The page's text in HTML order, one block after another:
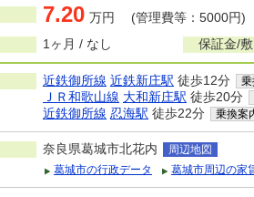
7.20 万円 (管理費等：5000円)
1ヶ月 / なし 保証金/
近鉄御所線 近鉄新庄駅 徒歩12分 乗
ＪＲ和歌山線 大和新庄駅 徒歩20分
近鉄御所線 忍海駅 徒歩22分 乗換案
奈良県葛城市北花内
周辺地図
葛城市の行政データ
葛城市周辺の家